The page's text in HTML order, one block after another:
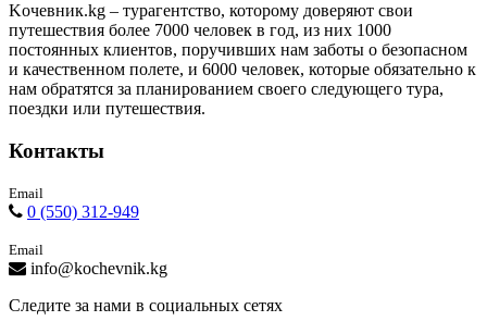
Kочевник.kg – турагентство, которому доверяют свои
путешествия более 7000 человек в год, из них 1000
постоянных клиентов, поручивших нам заботы о безопасном
и качественном полете, и 6000 человек, которые обязательно к
нам обратятся за планированием своего следующего тура,
поездки или путешествия.
Контакты
Email
0 (550) 312-949
Email
info@kochevnik.kg
Следите за нами в социальных сетях